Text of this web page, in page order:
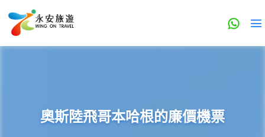
奧斯陸飛哥本哈根的廉價機票